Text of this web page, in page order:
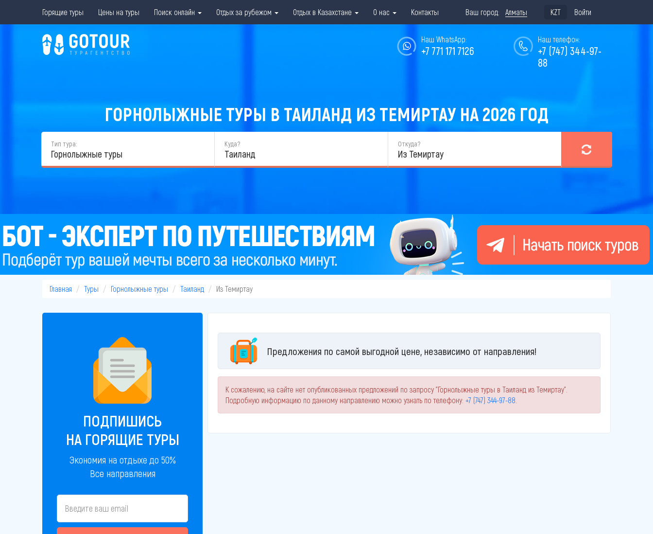
Горящие туры Цены на туры Поиск онлайн Отдых за рубежом Отдых в Казахстане О нас Контакты Ваш город: Алматы KZT Войти
Наш телефон:
+7 (747) 344-97-
88
Наш WhatsApp:
+7 771 171 7126
ГОРНОЛЫЖНЫЕ ТУРЫ В ТАИЛАНД ИЗ ТЕМИРТАУ НА 2026 ГОД
Тип тура:
Горнолыжные туры
Куда?
Таиланд
Откуда?
Из Темиртау
Главная Туры Горнолыжные туры Таиланд Из Темиртау
ПОДПИШИСЬ
НА ГОРЯЩИЕ ТУРЫ
Экономия на отдыхе до 50%
Все направления
Предложения по самой выгодной цене, независимо от направления!
К сожалению, на сайте нет опубликованных предложений по запросу "Горнолыжные туры в Таиланд из Темиртау".
Подробную информацию по данному направлению можно узнать по телефону: +7 (747) 344-97-88